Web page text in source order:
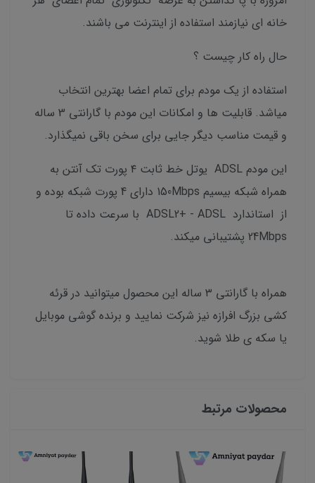
خانه ای نیازمند استفاده از اینترنت می باشند.
حال راه کار چیست ؟
استفاده از یک مودم برای تمام اعضا بهترین انتخاب
میاشد. قابلیت ها و امکانات این مودم با گارانتی 3 ساله
و قیمت مناسب دیگر جایی برای سخن باقی نمیگذارد.
این مودم ADSL یوتل خط ثابت ۴ پورت تک آنتن به
همراه شبکه بیسیم 150Mbps دارای 4 پورت شبکه بوده و
از استاندارد ADSL2+ - ADSL با سرعت داده تا
24Mbps پشتیبانی میکند.
همراه با گارانتی ۳ ساله این محصول میتوانید در قرئه
کشی بزرگ افرازه نیز شرکت نمایید و برنده گوشی موبایل
یا سکه ی طلا شوید.
محصولات مرتبط